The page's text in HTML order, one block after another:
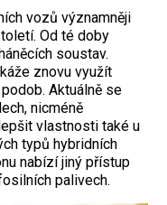
vozů významněji
Od té doby
soustav.
znovu využít
Aktuálně se
nicméně
vlastnosti také u
typů hybridních
nabízí jiný přístup
palivech.